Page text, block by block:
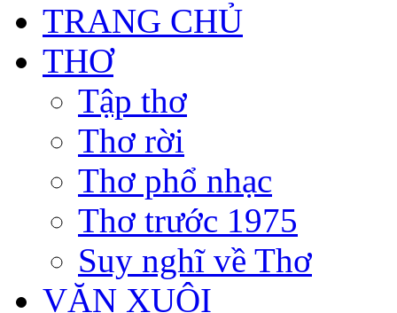
TRANG CHỦ
THƠ
Tập thơ
Thơ rời
Thơ phổ nhạc
Thơ trước 1975
Suy nghĩ về Thơ
VĂN XUÔI